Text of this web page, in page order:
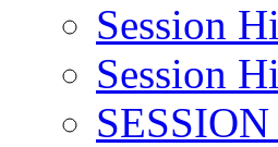
Session
Session